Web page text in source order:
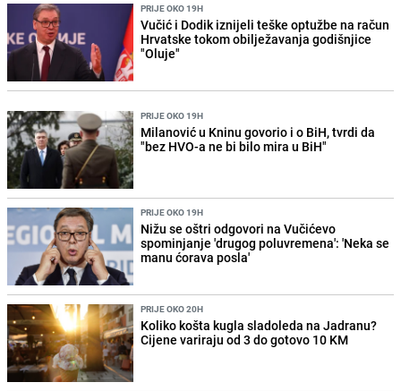
PRIJE OKO 19H
Vučić i Dodik iznijeli teške optužbe na račun
Hrvatske tokom obilježavanja godišnjice
"Oluje"
PRIJE OKO 19H
Milanović u Kninu govorio i o BiH, tvrdi da
"bez HVO-a ne bi bilo mira u BiH"
PRIJE OKO 19H
Nižu se oštri odgovori na Vučićevo
spominjanje 'drugog poluvremena': 'Neka se
manu ćorava posla'
PRIJE OKO 20H
Koliko košta kugla sladoleda na Jadranu?
Cijene variraju od 3 do gotovo 10 KM